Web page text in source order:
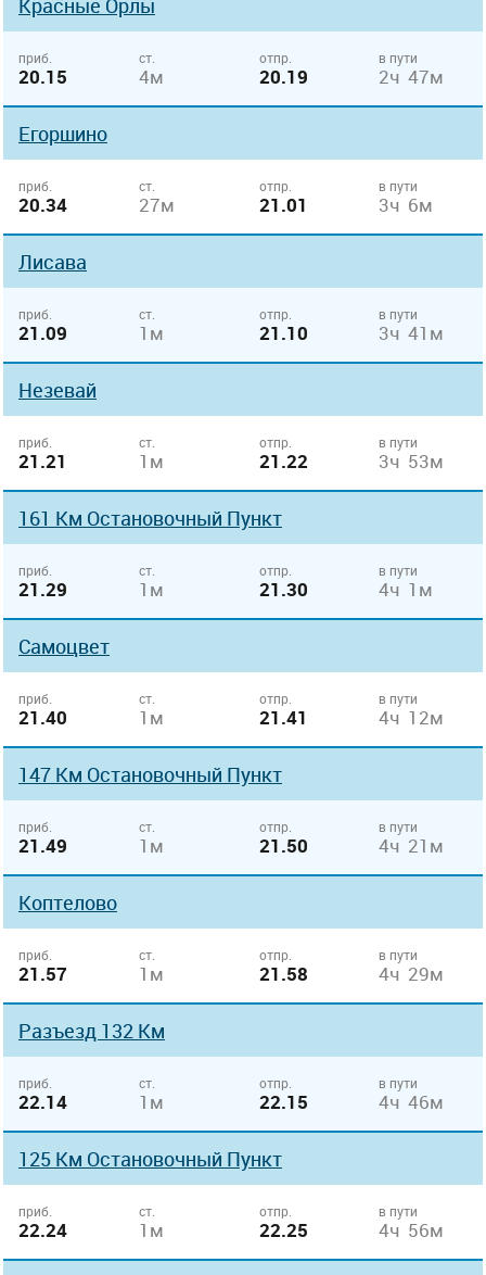
Красные Орлы
приб.
20.15
ст.
4м
отпр.
20.19
в пути
2ч 47м
Егоршино
приб.
20.34
ст.
27м
отпр.
21.01
в пути
3ч 6м
Лисава
приб.
21.09
ст.
1м
отпр.
21.10
в пути
3ч 41м
Незевай
приб.
21.21
ст.
1м
отпр.
21.22
в пути
3ч 53м
161 Км Остановочный Пункт
приб.
21.29
ст.
1м
отпр.
21.30
в пути
4ч 1м
Самоцвет
приб.
21.40
ст.
1м
отпр.
21.41
в пути
4ч 12м
147 Км Остановочный Пункт
приб.
21.49
ст.
1м
отпр.
21.50
в пути
4ч 21м
Коптелово
приб.
21.57
ст.
1м
отпр.
21.58
в пути
4ч 29м
Разъезд 132 Км
приб.
22.14
ст.
1м
отпр.
22.15
в пути
4ч 46м
125 Км Остановочный Пункт
приб.
22.24
ст.
1м
отпр.
22.25
в пути
4ч 56м